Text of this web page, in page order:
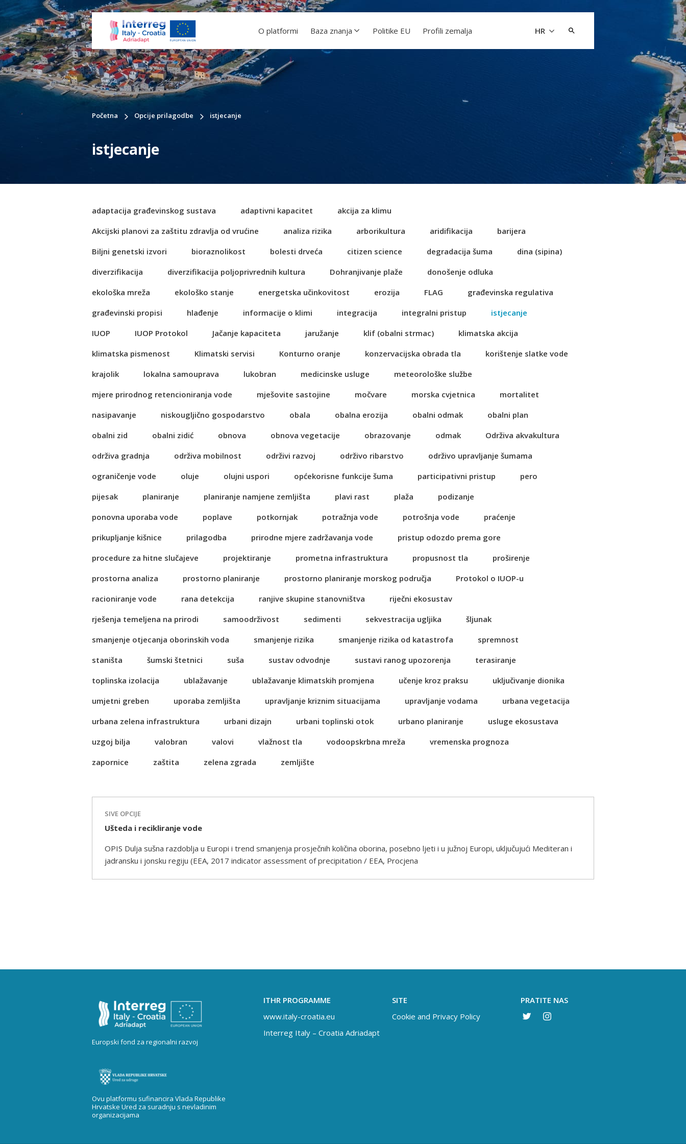
HR
O platformi Baza znanja Politike EU Profili zemalja
Početna Opcije prilagodbe istjecanje
istjecanje
adaptacija građevinskog sustava adaptivni kapacitet
akcija za klimu
Akcijski planovi za zaštitu zdravlja od vrućine
analiza rizika arborikultura aridifikacija
barijera
Biljni genetski izvori
bioraznolikost bolesti drveća citizen science degradacija šuma
dina (sipina)
diverzifikacija
diverzifikacija poljoprivrednih kultura Dohranjivanje plaže
donošenje odluka
ekološka mreža
ekološko stanje energetska učinkovitost erozija FLAG
građevinska regulativa
građevinski propisi
hlađenje informacije o klimi integracija integralni pristup
istjecanje
IUOP
IUOP Protokol Jačanje kapaciteta jaružanje klif (obalni strmac)
klimatska akcija
klimatska pismenost
Klimatski servisi Konturno oranje konzervacijska obrada tla
korištenje slatke vode
krajolik
lokalna samouprava lukobran medicinske usluge
meteorološke službe
mjere prirodnog retencioniranja vode
mješovite sastojine močvare morska cvjetnica
mortalitet
nasipavanje
niskougljično gospodarstvo obala obalna erozija obalni odmak
obalni plan
obalni zid
obalni zidić obnova obnova vegetacije obrazovanje odmak
Održiva akvakultura
održiva gradnja
održiva mobilnost održivi razvoj održivo ribarstvo
održivo upravljanje šumama
ograničenje vode
oluje olujni uspori općekorisne funkcije šuma participativni pristup
pero
pijesak
planiranje planiranje namjene zemljišta plavi rast plaža
podizanje
ponovna uporaba vode
poplave potkornjak potražnja vode potrošnja vode
praćenje
prikupljanje kišnice
prilagodba prirodne mjere zadržavanja vode
pristup odozdo prema gore
procedure za hitne slučajeve
projektiranje prometna infrastruktura propusnost tla
proširenje
prostorna analiza
prostorno planiranje prostorno planiranje morskog područja
Protokol o IUOP-u
racioniranje vode
rana detekcija ranjive skupine stanovništva
riječni ekosustav
rješenja temeljena na prirodi
samoodrživost sedimenti sekvestracija ugljika
šljunak
smanjenje otjecanja oborinskih voda
smanjenje rizika smanjenje rizika od katastrofa
spremnost
staništa
šumski štetnici suša sustav odvodnje sustavi ranog upozorenja
terasiranje
toplinska izolacija
ublažavanje ublažavanje klimatskih promjena učenje kroz praksu
uključivanje dionika
umjetni greben
uporaba zemljišta upravljanje kriznim situacijama upravljanje vodama
urbana vegetacija
urbana zelena infrastruktura
urbani dizajn urbani toplinski otok urbano planiranje
usluge ekosustava
uzgoj bilja
valobran valovi vlažnost tla vodoopskrbna mreža
vremenska prognoza
zapornice
zaštita zelena zgrada zemljište
SIVE OPCIJE
Ušteda i recikliranje vode
OPIS Dulja sušna razdoblja u Europi i trend smanjenja prosječnih količina oborina, posebno ljeti i u južnoj Europi, uključujući Mediteran i
jadransku i jonsku regiju (EEA, 2017 indicator assessment of precipitation / EEA, Procjena
Europski fond za regionalni razvoj
Ovu platformu sufinancira Vlada Republike
Hrvatske Ured za suradnju s nevladinim
organizacijama
ITHR PROGRAMME
www.italy-croatia.eu
Interreg Italy – Croatia Adriadapt
SITE
Cookie and Privacy Policy
PRATITE NAS